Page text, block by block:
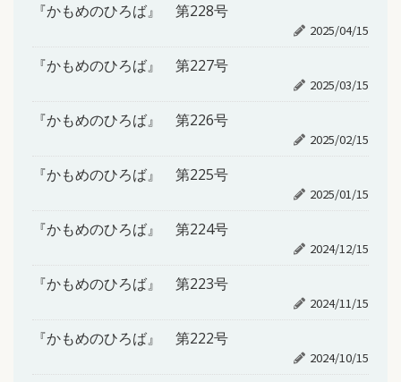
『かもめのひろば』 第228号
2025/04/15
『かもめのひろば』 第227号
2025/03/15
『かもめのひろば』 第226号
2025/02/15
『かもめのひろば』 第225号
2025/01/15
『かもめのひろば』 第224号
2024/12/15
『かもめのひろば』 第223号
2024/11/15
『かもめのひろば』 第222号
2024/10/15